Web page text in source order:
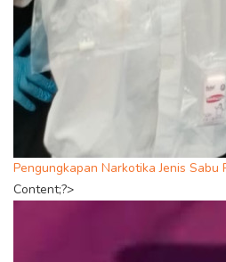
Pengungkapan Narkotika Jenis Sabu
Content;?>